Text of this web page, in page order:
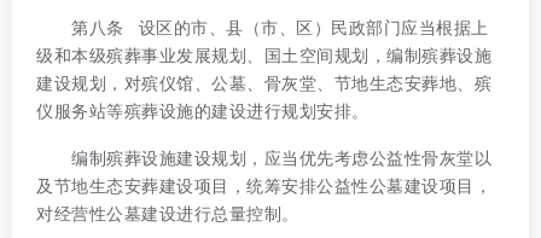
第八条 设区的市、县（市、区）民政部门应当根据上
级和本级殡葬事业发展规划、国土空间规划，编制殡葬设施
建设规划，对殡仪馆、公墓、骨灰堂、节地生态安葬地、殡
仪服务站等殡葬设施的建设进行规划安排。
编制殡葬设施建设规划，应当优先考虑公益性骨灰堂以
及节地生态安葬建设项目，统筹安排公益性公墓建设项目，
对经营性公墓建设进行总量控制。